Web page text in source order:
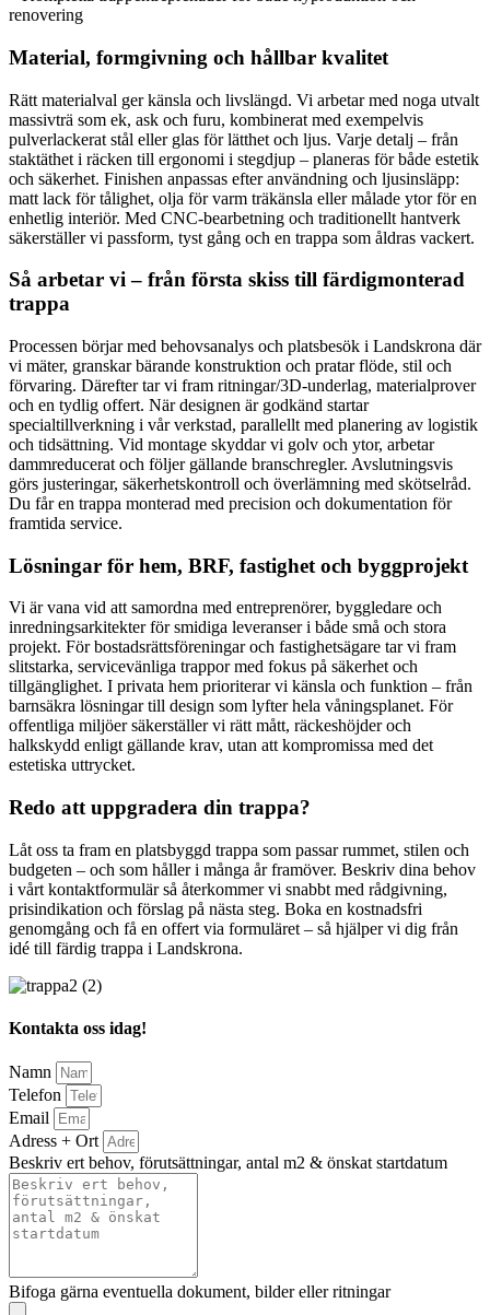
renovering
Material, formgivning och hållbar kvalitet
Rätt materialval ger känsla och livslängd. Vi arbetar med noga utvalt
massivträ som ek, ask och furu, kombinerat med exempelvis
pulverlackerat stål eller glas för lätthet och ljus. Varje detalj – från
staktäthet i räcken till ergonomi i stegdjup – planeras för både estetik
och säkerhet. Finishen anpassas efter användning och ljusinsläpp:
matt lack för tålighet, olja för varm träkänsla eller målade ytor för en
enhetlig interiör. Med CNC-bearbetning och traditionellt hantverk
säkerställer vi passform, tyst gång och en trappa som åldras vackert.
Så arbetar vi – från första skiss till färdigmonterad
trappa
Processen börjar med behovsanalys och platsbesök i Landskrona där
vi mäter, granskar bärande konstruktion och pratar flöde, stil och
förvaring. Därefter tar vi fram ritningar/3D-underlag, materialprover
och en tydlig offert. När designen är godkänd startar
specialtillverkning i vår verkstad, parallellt med planering av logistik
och tidsättning. Vid montage skyddar vi golv och ytor, arbetar
dammreducerat och följer gällande branschregler. Avslutningsvis
görs justeringar, säkerhetskontroll och överlämning med skötselråd.
Du får en trappa monterad med precision och dokumentation för
framtida service.
Lösningar för hem, BRF, fastighet och byggprojekt
Vi är vana vid att samordna med entreprenörer, byggledare och
inredningsarkitekter för smidiga leveranser i både små och stora
projekt. För bostadsrättsföreningar och fastighetsägare tar vi fram
slitstarka, servicevänliga trappor med fokus på säkerhet och
tillgänglighet. I privata hem prioriterar vi känsla och funktion – från
barnsäkra lösningar till design som lyfter hela våningsplanet. För
offentliga miljöer säkerställer vi rätt mått, räckeshöjder och
halkskydd enligt gällande krav, utan att kompromissa med det
estetiska uttrycket.
Redo att uppgradera din trappa?
Låt oss ta fram en platsbyggd trappa som passar rummet, stilen och
budgeten – och som håller i många år framöver. Beskriv dina behov
i vårt kontaktformulär så återkommer vi snabbt med rådgivning,
prisindikation och förslag på nästa steg. Boka en kostnadsfri
genomgång och få en offert via formuläret – så hjälper vi dig från
idé till färdig trappa i Landskrona.
Kontakta oss idag!
Namn
Telefon
Email
Adress + Ort
Beskriv ert behov, förutsättningar, antal m2 & önskat startdatum
Bifoga gärna eventuella dokument, bilder eller ritningar